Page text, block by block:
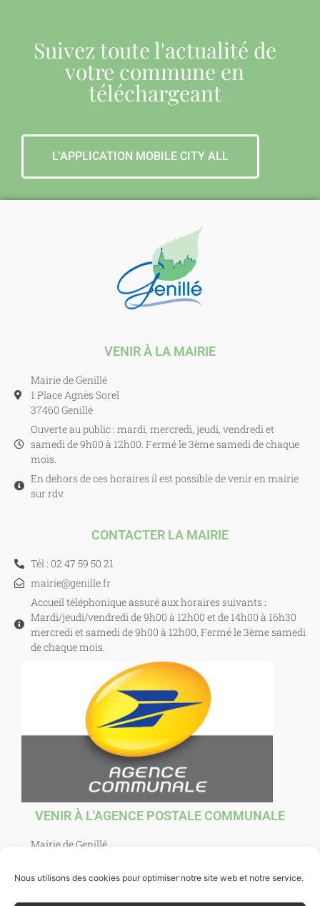
Nous utilisons des cookies pour optimiser notre site web et notre service.
Suivez toute l'actualité de
votre commune en
téléchargeant
L'APPLICATION MOBILE CITY ALL
VENIR À LA MAIRIE
Mairie de Genillé
1 Place Agnès Sorel
37460 Genillé
Ouverte au public : mardi, mercredi, jeudi, vendredi et
samedi de 9h00 à 12h00. Fermé le 3ème samedi de chaque
mois.
En dehors de ces horaires il est possible de venir en mairie
sur rdv.
CONTACTER LA MAIRIE
Tél : 02 47 59 50 21
mairie@genille.fr
Accueil téléphonique assuré aux horaires suivants :
Mardi/jeudi/vendredi de 9h00 à 12h00 et de 14h00 à 16h30
mercredi et samedi de 9h00 à 12h00. Fermé le 3ème samedi
de chaque mois.
VENIR À L'AGENCE POSTALE COMMUNALE
Mairie de Genillé
37460 Genillé